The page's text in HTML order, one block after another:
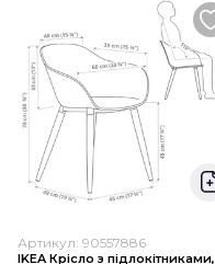
Артикул: 90557886
IKEA Крісло з підлокітниками,